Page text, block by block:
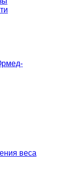
веса